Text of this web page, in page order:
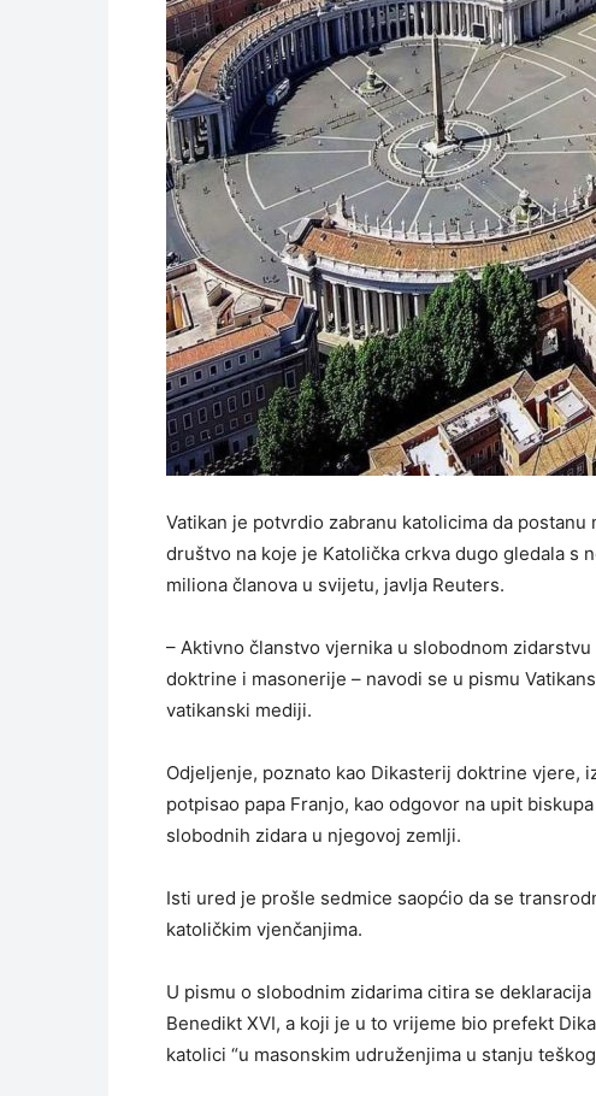
Vatikan je potvrdio zabranu katolicima da
društvo na koje je Katolička crkva dugo gledala s
miliona članova u svijetu, javlja Reuters.
– Aktivno članstvo vjernika u slobodnom
doktrine i masonerije – navodi se u pismu
vatikanski mediji.
Odjeljenje, poznato kao Dikasterij doktrine vjere,
potpisao papa Franjo, kao odgovor na upit
slobodnih zidara u njegovoj zemlji.
Isti ured je prošle sedmice saopćio da se
katoličkim vjenčanjima.
U pismu o slobodnim zidarima citira se
Benedikt XVI, a koji je u to vrijeme bio prefekt
katolici “u masonskim udruženjima u stanju